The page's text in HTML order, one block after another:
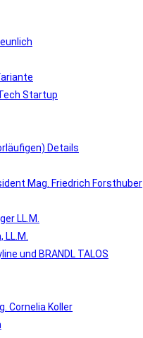
Startup
Details
Mag. Friedrich Forsthuber
LL.M.
und BRANDL TALOS
Cornelia Koller